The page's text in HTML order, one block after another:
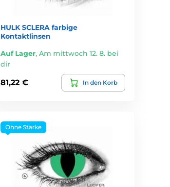
HULK SCLERA farbige
Kontaktlinsen
Auf Lager,Am mittwoch 12. 8. bei
dir
81,22 € In den Korb
Ohne Stärke